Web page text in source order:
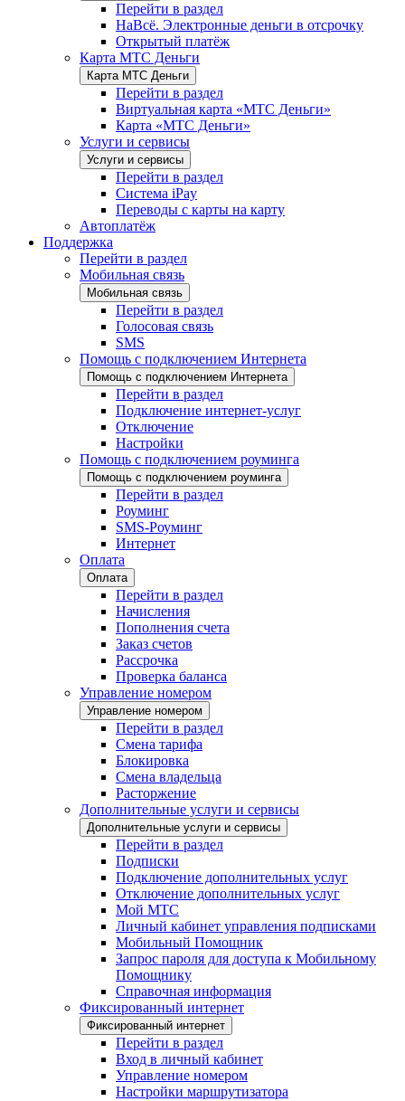
Перейти в раздел
НаВсё. Электронные деньги в отсрочку
Открытый платёж
Карта МТС Деньги
Карта МТС Деньги
Перейти в раздел
Виртуальная карта «МТС Деньги»
Карта «МТС Деньги»
Услуги и сервисы
Услуги и сервисы
Перейти в раздел
Система iPay
Переводы с карты на карту
Автоплатёж
Поддержка
Перейти в раздел
Мобильная связь
Мобильная связь
Перейти в раздел
Голосовая связь
SMS
Помощь с подключением Интернета
Помощь с подключением Интернета
Перейти в раздел
Подключение интернет-услуг
Отключение
Настройки
Помощь с подключением роуминга
Помощь с подключением роуминга
Перейти в раздел
Роуминг
SMS-Роуминг
Интернет
Оплата
Оплата
Перейти в раздел
Начисления
Пополнения счета
Заказ счетов
Рассрочка
Проверка баланса
Управление номером
Управление номером
Перейти в раздел
Смена тарифа
Блокировка
Смена владельца
Расторжение
Дополнительные услуги и сервисы
Дополнительные услуги и сервисы
Перейти в раздел
Подписки
Подключение дополнительных услуг
Отключение дополнительных услуг
Мой МТС
Личный кабинет управления подписками
Мобильный Помощник
Запрос пароля для доступа к Мобильному
Помощнику
Справочная информация
Фиксированный интернет
Фиксированный интернет
Перейти в раздел
Вход в личный кабинет
Управление номером
Настройки маршрутизатора